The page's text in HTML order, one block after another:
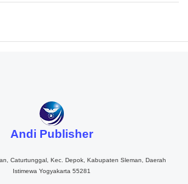
Andi Publisher
Caturtunggal, Kec. Depok, Kabupaten Sleman, Daerah
Istimewa Yogyakarta 55281